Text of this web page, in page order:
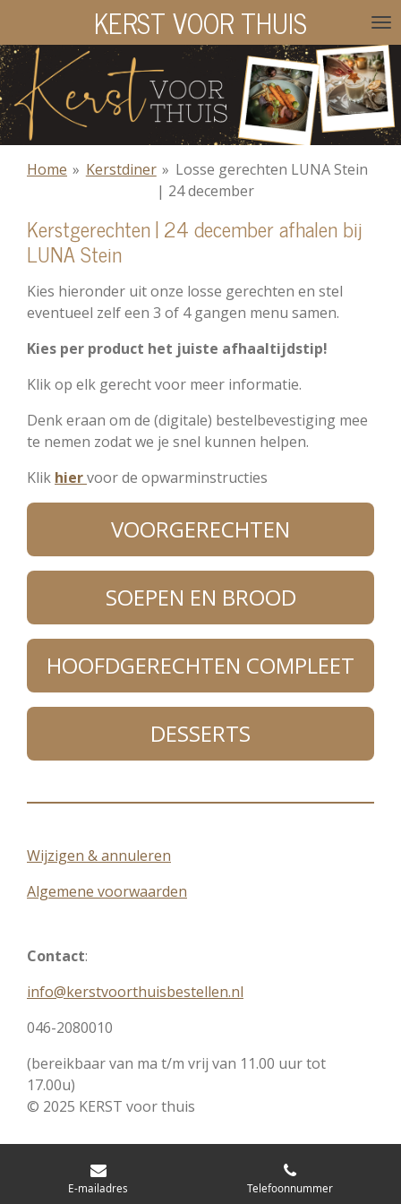
naar
de
hoofdinhoud
KERST VOOR THUIS
Home » Kerstdiner » Losse gerechten LUNA Stein
| 24 december
Kerstgerechten | 24 december afhalen bij
LUNA Stein
Kies hieronder uit onze losse gerechten en stel
eventueel zelf een 3 of 4 gangen menu samen.
Kies per product het juiste afhaaltijdstip!
Klik op elk gerecht voor meer informatie.
Denk eraan om de (digitale) bestelbevestiging mee
te nemen zodat we je snel kunnen helpen.
Klik hiervoor de opwarminstructies
VOORGERECHTEN
SOEPEN EN BROOD
HOOFDGERECHTEN COMPLEET
DESSERTS
Wijzigen & annuleren
Algemene voorwaarden
Contact:
info@kerstvoorthuisbestellen.nl
046-2080010
(bereikbaar van ma t/m vrij van 11.00 uur tot
17.00u)
© 2025 KERST voor thuis
E-mailadres Telefoonnummer